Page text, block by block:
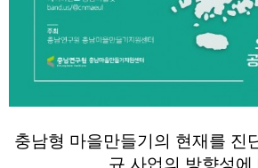
충남형 마을만들기의 현재를 진
규 사업의 방향성에